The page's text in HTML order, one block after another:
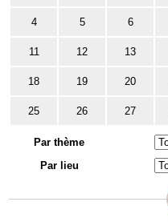
4 5 6
11 12 13
18 19 20
25 26 27
Par thème
Par lieu